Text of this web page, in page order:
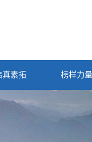
真素拓 榜样力量